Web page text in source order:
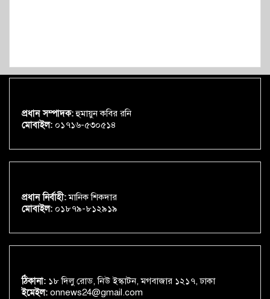
প্রধান সম্পাদক:হুমায়ুন কবির রনি
মোবাইল: ০১৭১৬-৫৩০৫১৪
প্রধান নির্বাহী:মানিক শিকদার
মোবাইল: ০১৮৭৯-৮১২৯১৯
ঠিকানা: ১৮ দিলু রোড, নিউ ইস্কাটন, মগবাজার ১২১৭, ঢাকা
ইমেইল: onnews24@gmail.com